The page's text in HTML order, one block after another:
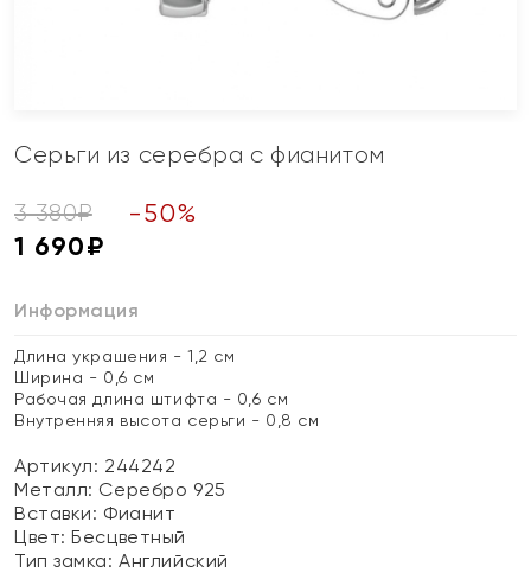
Серьги из серебра с фианитом
3 380₽ -50%
1 690₽
Информация
Длина украшения - 1,2 см
Ширина - 0,6 см
Рабочая длина штифта - 0,6 см
Внутренняя высота серьги - 0,8 см
Артикул: 244242
Металл: Серебро 925
Вставки: Фианит
Цвет:Бесцветный
Тип замка:Английский